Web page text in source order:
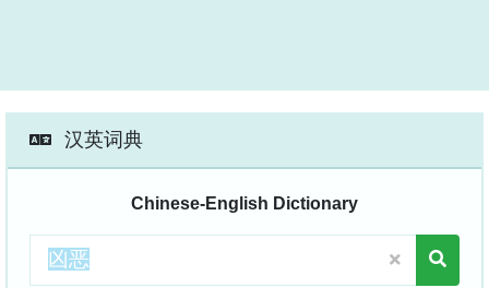
汉英词典
Chinese-English Dictionary